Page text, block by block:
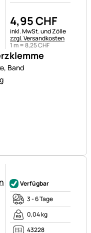
Band
4,95CHF
Steuerhinweis:
inkl. MwSt. und Zölle
zzgl. Versandkosten
1 m =8,25CHF
Verfügbar
3 - 6 Tage
0,04 kg
43228